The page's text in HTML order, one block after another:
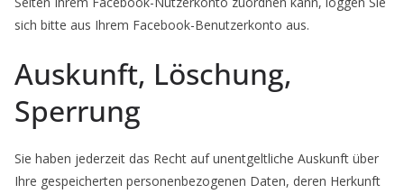
sich bitte aus Ihrem Facebook-Benutzerkonto aus.
Auskunft, Löschung,
Sperrung
Sie haben jederzeit das Recht auf unentgeltliche Auskunft über
Ihre gespeicherten personenbezogenen Daten, deren Herkunft